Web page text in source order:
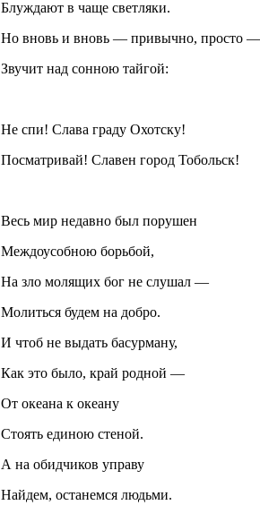
Блуждают в чаще светляки.
Но вновь и вновь — привычно, просто —
Звучит над сонною тайгой:
Не спи! Слава граду Охотску!
Посматривай! Славен город Тобольск!
Весь мир недавно был порушен
Междоусобною борьбой,
На зло молящих бог не слушал —
Молиться будем на добро.
И чтоб не выдать басурману,
Как это было, край родной —
От океана к океану
Стоять единою стеной.
А на обидчиков управу
Найдем, останемся людьми.